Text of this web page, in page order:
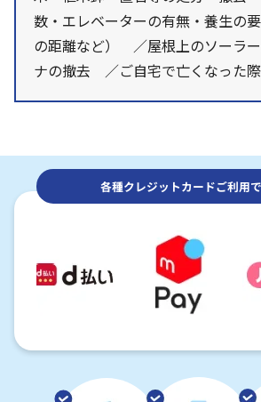
数・エレベーターの有無・養生の
の距離など） ／屋根上のソーラ
ナの撤去 ／ご自宅で亡くなった
各種クレジットカードご利用